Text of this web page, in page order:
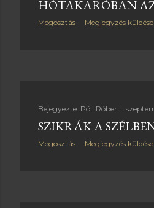
HÓTAKARÓBAN
Megosztás Megjegyzés küldése
Bejegyezte: Póli Róbert
SZIKRÁK A
Megosztás Megjegyzés küldése